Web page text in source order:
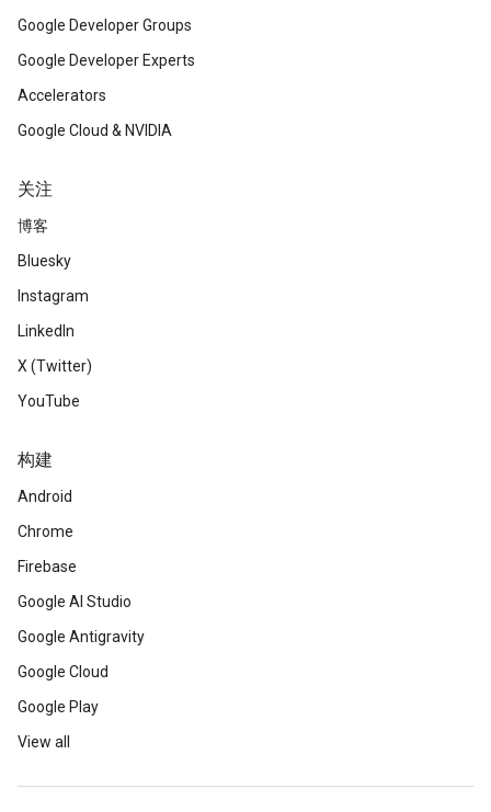
Google Developer Groups
Google Developer Experts
Accelerators
Google Cloud & NVIDIA
关注
博客
Bluesky
Instagram
LinkedIn
X (Twitter)
YouTube
构建
Android
Chrome
Firebase
Google AI Studio
Google Antigravity
Google Cloud
Google Play
View all